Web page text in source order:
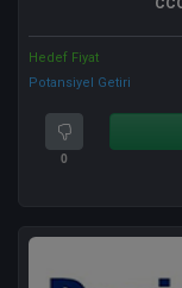
Hedef Fiyat
Potansiyel Getiri
0